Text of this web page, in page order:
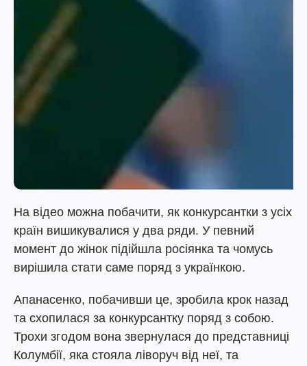
На відео можна побачити, як конкурсантки з усіх
країн вишикувалися у два ряди. У певний
момент до жінок підійшла росіянка та чомусь
вирішила стати саме поряд з українкою.
Апанасенко, побачивши це, зробила крок назад
та схопилася за конкурсантку поряд з собою.
Трохи згодом вона звернулася до представниці
Колумбії, яка стояла ліворуч від неї, та